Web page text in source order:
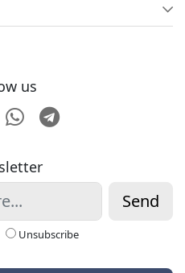
us
Whatsapp
Telegram
Send
Unsubscribe